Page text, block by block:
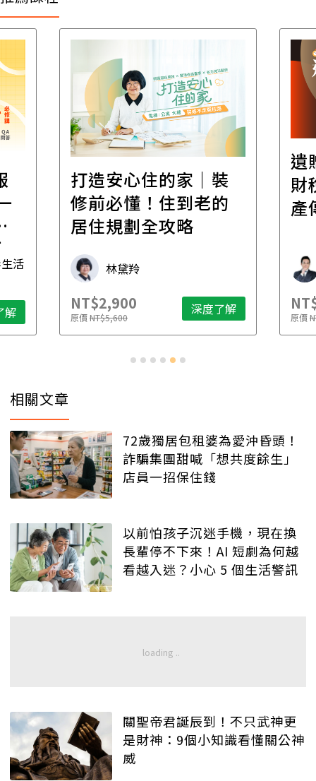
活
解
打造安心住的家｜裝
修前必懂！住到老的
居住規劃全攻略
林黛羚
NT$2,900
原價NT$5,600 深度了解
遺
財
產
原價
相關文章
72歲獨居包租婆為愛沖昏頭！
詐騙集團甜喊「想共度餘生」
店員一招保住錢
以前怕孩子沉迷手機，現在換
長輩停不下來！AI 短劇為何越
看越入迷？小心 5 個生活警訊
關聖帝君誕辰到！不只武神更
是財神：9個小知識看懂關公神
威